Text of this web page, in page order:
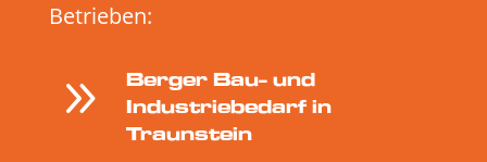
Betrieben:
9
Berger Bau- und
Industriebedarf in
Traunstein